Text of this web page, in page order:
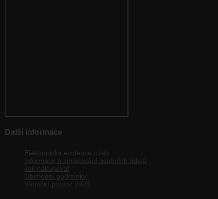
Další informace
Elektronická evidence tržeb
Informace o zpracování osobních údajů
Jak nakupovat
Obchodní podmínky
Vánoční provoz 2025